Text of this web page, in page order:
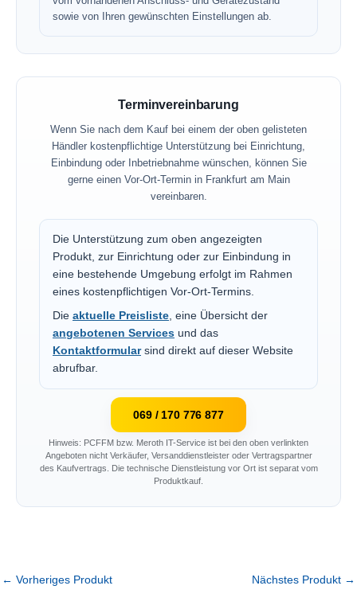
sowie von Ihren gewünschten Einstellungen ab.
Terminvereinbarung
Wenn Sie nach dem Kauf bei einem der oben gelisteten
Händler kostenpflichtige Unterstützung bei Einrichtung,
Einbindung oder Inbetriebnahme wünschen, können Sie
gerne einen Vor-Ort-Termin in Frankfurt am Main
vereinbaren.
Die Unterstützung zum oben angezeigten
Produkt, zur Einrichtung oder zur Einbindung in
eine bestehende Umgebung erfolgt im Rahmen
eines kostenpflichtigen Vor-Ort-Termins.
Die aktuelle Preisliste, eine Übersicht der
angebotenen Services und das
Kontaktformularsind direkt auf dieser Website
abrufbar.
069 / 170 776 877
Hinweis: PCFFM bzw. Meroth IT-Service ist bei den oben verlinkten
Angeboten nicht Verkäufer, Versanddienstleister oder Vertragspartner
des Kaufvertrags. Die technische Dienstleistung vor Ort ist separat vom
Produktkauf.
← Vorheriges Produkt Nächstes Produkt →